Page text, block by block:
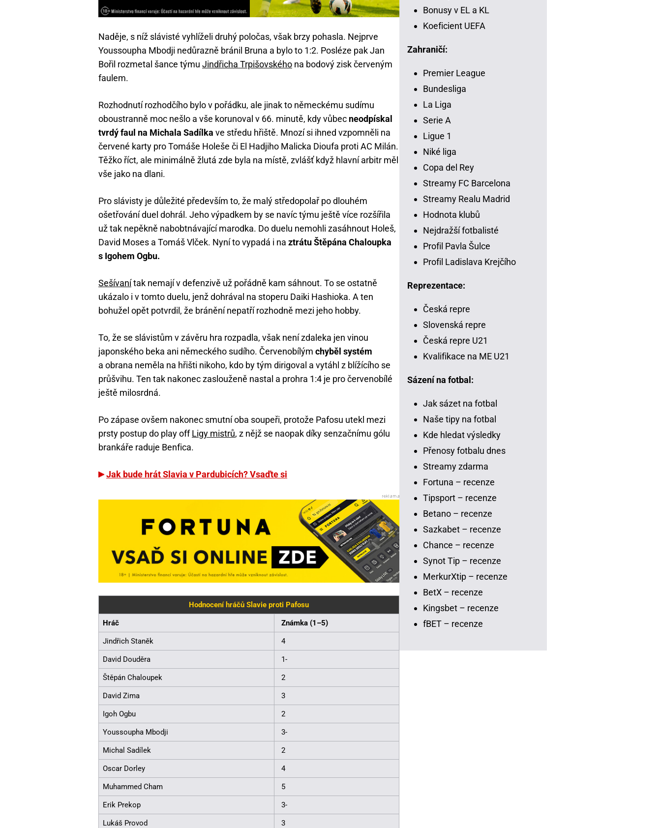
Naděje, s níž slávisté vyhlíželi druhý poločas, však brzy pohasla. Nejprve
Youssoupha Mbodji nedůrazně bránil Bruna a bylo to 1:2. Posléze pak Jan
Bořil rozmetal šance týmu Jindřicha Trpišovského na bodový zisk červeným
faulem.
Rozhodnutí rozhodčího bylo v pořádku, ale jinak to německému sudímu
oboustranně moc nešlo a vše korunoval v 66. minutě, kdy vůbec neodpískal
tvrdý faul na Michala Sadílka ve středu hřiště. Mnozí si ihned vzpomněli na
červené karty pro Tomáše Holeše či El Hadjiho Malicka Dioufa proti AC Milán.
Těžko říct, ale minimálně žlutá zde byla na místě, zvlášť když hlavní arbitr měl
vše jako na dlani.
Pro slávisty je důležité především to, že malý středopolař po dlouhém
ošetřování duel dohrál. Jeho výpadkem by se navíc týmu ještě více rozšířila
už tak nepěkně nabobtnávající marodka. Do duelu nemohli zasáhnout Holeš,
David Moses a Tomáš Vlček. Nyní to vypadá i na ztrátu Štěpána Chaloupka
s Igohem Ogbu.
Sešívanítak nemají v defenzivě už pořádně kam sáhnout. To se ostatně
ukázalo i v tomto duelu, jenž dohrával na stoperu Daiki Hashioka. A ten
bohužel opět potvrdil, že bránění nepatří rozhodně mezi jeho hobby.
To, že se slávistům v závěru hra rozpadla, však není zdaleka jen vinou
japonského beka ani německého sudího. Červenobílým chyběl systém
a obrana neměla na hřišti nikoho, kdo by tým dirigoval a vytáhl z blížícího se
průšvihu. Ten tak nakonec zaslouženě nastal a prohra 1:4 je pro červenobílé
ještě milosrdná.
Po zápase ovšem nakonec smutní oba soupeři, protože Pafosu utekl mezi
prsty postup do play offLigy mistrů, z nějž se naopak díky senzačnímu gólu
brankáře raduje Benfica.
Jak bude hrát Slavia v Pardubicích? Vsaďte si
Hodnocení hráčů Slavie proti Pafosu
Hráč Známka (1–5)
Jindřich Staněk 4
David Douděra 1-
Štěpán Chaloupek 2
David Zima 3
Igoh Ogbu 2
Youssoupha Mbodji 3-
Michal Sadílek 2
Oscar Dorley 4
Muhammed Cham 5
Erik Prekop 3-
Lukáš Provod 3
Bonusy v EL a KL
Koeficient UEFA
Zahraničí:
Premier League
Bundesliga
La Liga
Serie A
Ligue 1
Niké liga
Copa del Rey
Streamy FC Barcelona
Streamy Realu Madrid
Hodnota klubů
Nejdražší fotbalisté
Profil Pavla Šulce
Profil Ladislava Krejčího
Reprezentace:
Česká repre
Slovenská repre
Česká repre U21
Kvalifikace na ME U21
Sázení na fotbal:
Jak sázet na fotbal
Naše tipy na fotbal
Kde hledat výsledky
Přenosy fotbalu dnes
Streamy zdarma
Fortuna – recenze
Tipsport – recenze
Betano – recenze
Sazkabet – recenze
Chance – recenze
Synot Tip – recenze
MerkurXtip – recenze
BetX – recenze
Kingsbet – recenze
fBET – recenze